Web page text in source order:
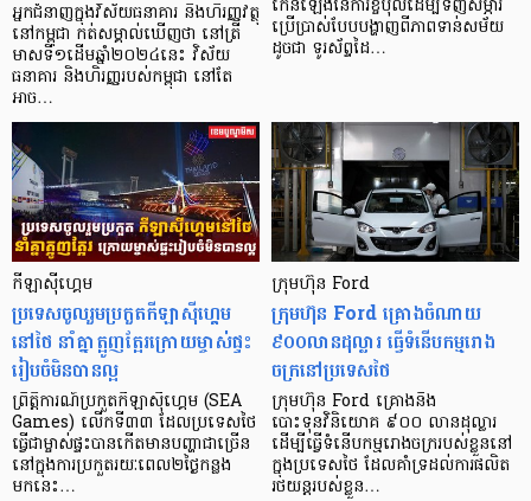
អ្នកជំនាញក្នុងវិស័យធនាគារ និងហិរញ្ញវត្ថុ
នៅកម្ពុជា កត់សម្គាល់ឃើញថា នៅត្រី
មាសទី១ដើមឆ្នាំ២០២៤នេះ វិស័យ
ធនាគារ និងហិរញ្ញរបស់កម្ពុជា នៅតែ
អាច…
កើន​ឡើង​នៃ​ការ​ខ្ចី​បុល​ដើម្បី​ទិញ​សម្ភារ​
ប្រើប្រាស់​បែប​បង្ហាញ​ពី​ភាព​ទាន់សម័យ
ដូចជា ទូរស័ព្ទ​ដៃ…
កីឡាស៊ីហ្គេម
ប្រទេសចូលរួមប្រកួតកីឡាស៊ីហ្គេម
នៅថៃ នាំគ្នាត្អូញត្អែរក្រោយម្ចាស់ផ្ទះ
រៀបចំមិនបានល្អ
ព្រឹត្តិការណ៍ប្រកួតកីឡាស៊ីហ្គេម (SEA
Games) លើកទី៣៣ ដែលប្រទេសថៃ
ធ្វើជាម្ចាស់ផ្ទះបានកើតមានបញ្ហាជាច្រើន
នៅក្នុងការប្រកួតរយៈពេល២ថ្ងៃកន្លង
មកនេះ…
ក្រុមហ៊ុន Ford
ក្រុមហ៊ុន Ford គ្រោងចំណាយ
៩០០លានដុល្លារ ធ្វើទំនើបកម្មរោង
ចក្រនៅប្រទេសថៃ
ក្រុមហ៊ុន Ford គ្រោងនឹង
បោះទុនវិនិយោគ ៩០០ លានដុល្លារ
ដើម្បីធ្វើទំនើបកម្មរោងចក្ររបស់ខ្លួននៅ
ក្នុងប្រទេសថៃ ដែលគាំទ្រដល់ការផលិត
រថយន្តរបស់ខ្លួន…